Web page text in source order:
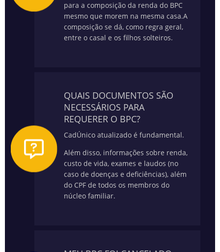
para a composição da renda do BPC
mesmo que morem na mesma casa.A
composição se dá, como regra geral,
entre o casal e os filhos solteiros.
QUAIS DOCUMENTOS SÃO
NECESSÁRIOS PARA
REQUERER O BPC?
CadÚnico atualizado é fundamental.
Além disso, informações sobre renda,
custo de vida, exames e laudos (no
caso de doenças e deficiências), além
do CPF de todos os membros do
núcleo familiar.